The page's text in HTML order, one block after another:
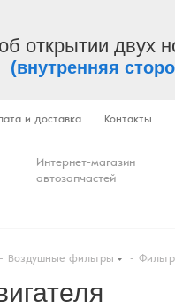
открытии двух
(внутренняя
и доставка Контакты
Интернет-магазин
автозапчастей
- Воздушные фильтры -